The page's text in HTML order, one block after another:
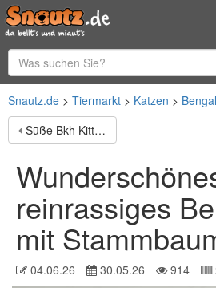
Snautz.de Tiermarkt Katzen Bengal
Sūße Bkh Kitten.Reinrassige.
reinrassiges
mit
04.06.26 30.05.26 914